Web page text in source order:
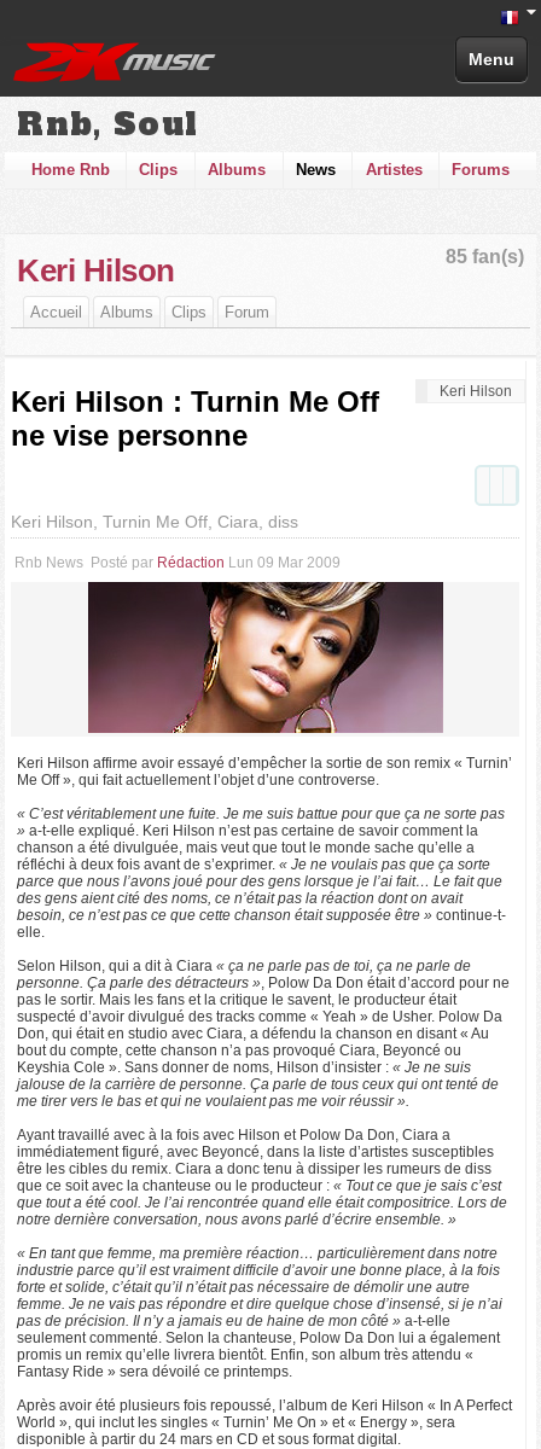
Menu
Rnb, Soul
Home Rnb Clips Albums News Artistes Forums
85 fan(s)
Keri Hilson
Accueil Albums Clips Forum
Keri Hilson
Keri Hilson : Turnin Me Off
ne vise personne
Keri Hilson, Turnin Me Off, Ciara, diss
Rnb News Posté par Rédaction Lun 09 Mar 2009
Keri Hilson affirme avoir essayé d’empêcher la sortie de son remix « Turnin’
Me Off », qui fait actuellement l’objet d’une controverse.
« C’est véritablement une fuite. Je me suis battue pour que ça ne sorte pas
» a-t-elle expliqué. Keri Hilson n’est pas certaine de savoir comment la
chanson a été divulguée, mais veut que tout le monde sache qu’elle a
réfléchi à deux fois avant de s’exprimer.« Je ne voulais pas que ça sorte
parce que nous l’avons joué pour des gens lorsque je l’ai fait… Le fait que
des gens aient cité des noms, ce n’était pas la réaction dont on avait
besoin, ce n’est pas ce que cette chanson était supposée être » continue-t-
elle.
Selon Hilson, qui a dit à Ciara« ça ne parle pas de toi, ça ne parle de
personne. Ça parle des détracteurs », Polow Da Don était d’accord pour ne
pas le sortir. Mais les fans et la critique le savent, le producteur était
suspecté d’avoir divulgué des tracks comme « Yeah » de Usher. Polow Da
Don, qui était en studio avec Ciara, a défendu la chanson en disant « Au
bout du compte, cette chanson n’a pas provoqué Ciara, Beyoncé ou
Keyshia Cole ». Sans donner de noms, Hilson d’insister :« Je ne suis
jalouse de la carrière de personne. Ça parle de tous ceux qui ont tenté de
me tirer vers le bas et qui ne voulaient pas me voir réussir ».
Ayant travaillé avec à la fois avec Hilson et Polow Da Don, Ciara a
immédiatement figuré, avec Beyoncé, dans la liste d’artistes susceptibles
être les cibles du remix. Ciara a donc tenu à dissiper les rumeurs de diss
que ce soit avec la chanteuse ou le producteur :« Tout ce que je sais c’est
que tout a été cool. Je l’ai rencontrée quand elle était compositrice. Lors de
notre dernière conversation, nous avons parlé d’écrire ensemble. »
« En tant que femme, ma première réaction… particulièrement dans notre
industrie parce qu’il est vraiment difficile d’avoir une bonne place, à la fois
forte et solide, c’était qu’il n’était pas nécessaire de démolir une autre
femme. Je ne vais pas répondre et dire quelque chose d’insensé, si je n’ai
pas de précision. Il n’y a jamais eu de haine de mon côté » a-t-elle
seulement commenté. Selon la chanteuse, Polow Da Don lui a également
promis un remix qu’elle livrera bientôt. Enfin, son album très attendu «
Fantasy Ride » sera dévoilé ce printemps.
Après avoir été plusieurs fois repoussé, l’album de Keri Hilson « In A Perfect
World », qui inclut les singles « Turnin’ Me On » et « Energy », sera
disponible à partir du 24 mars en CD et sous format digital.